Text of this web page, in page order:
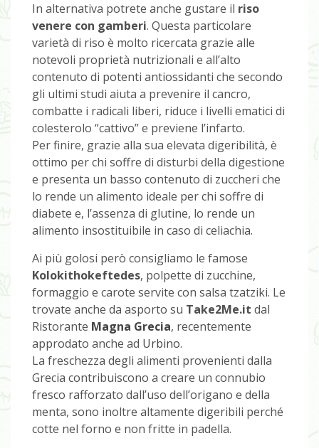
In alternativa potrete anche gustare il riso
venere con gamberi. Questa particolare
varietà di riso è molto ricercata grazie alle
notevoli proprietà nutrizionali e all’alto
contenuto di potenti antiossidanti che secondo
gli ultimi studi aiuta a prevenire il cancro,
combatte i radicali liberi, riduce i livelli ematici di
colesterolo “cattivo” e previene l’infarto.
Per finire, grazie alla sua elevata digeribilità, è
ottimo per chi soffre di disturbi della digestione
e presenta un basso contenuto di zuccheri che
lo rende un alimento ideale per chi soffre di
diabete e, l’assenza di glutine, lo rende un
alimento insostituibile in caso di celiachia.
Ai più golosi però consigliamo le famose
Kolokithokeftedes, polpette di zucchine,
formaggio e carote servite con salsa tzatziki. Le
trovate anche da asporto su Take2Me.it dal
Ristorante Magna Grecia, recentemente
approdato anche ad Urbino.
La freschezza degli alimenti provenienti dalla
Grecia contribuiscono a creare un connubio
fresco rafforzato dall’uso dell’origano e della
menta, sono inoltre altamente digeribili perché
cotte nel forno e non fritte in padella.